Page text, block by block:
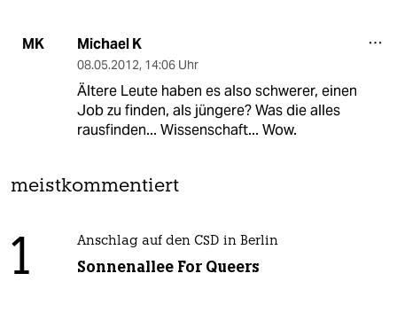
MK Michael K
08.05.2012, 14:06 Uhr
Ältere Leute haben es also schwerer, einen
Job zu finden, als jüngere? Was die alles
rausfinden... Wissenschaft... Wow.
meistkommentiert
1 Anschlag auf den CSD in Berlin
Sonnenallee For Queers